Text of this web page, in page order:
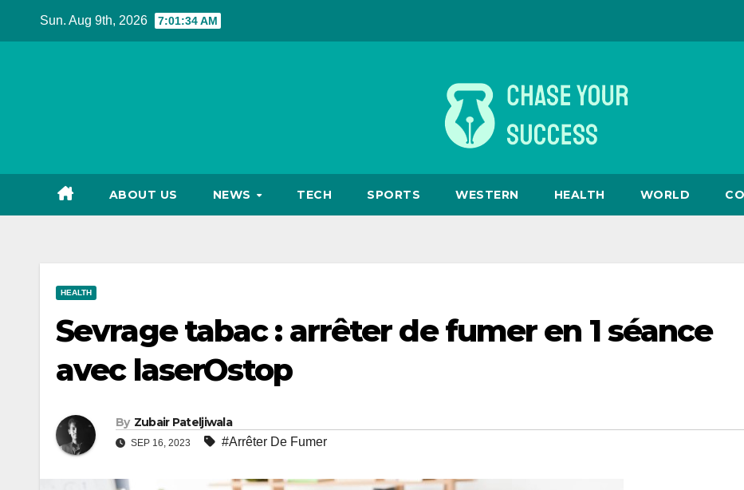
Sun. Aug 9th, 2026 7:01:35 AM
ABOUT US NEWS TECH SPORTS WESTERN HEALTH WORLD
HEALTH
Sevrage tabac : arrêter de fumer en 1 séance
avec laserOstop
By Zubair Pateljiwala
SEP 16, 2023 #Arrêter De Fumer